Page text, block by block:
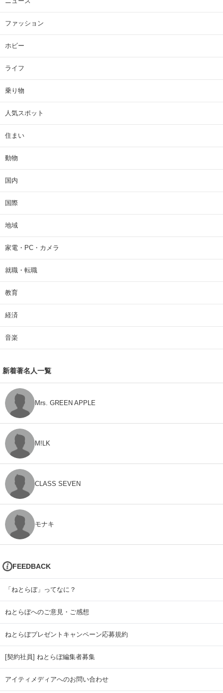
ファッション
ホビー
ライフ
乗り物
人気スポット
住まい
動物
国内
国際
地域
家電・PC・カメラ
就職・転職
教育
経済
音楽
新着著名人一覧
Mrs. GREEN APPLE
M!LK
CLASS SEVEN
モナキ
FEEDBACK
「ねとらぼ」ってなに？
ねとらぼへのご意見・ご感想
ねとらぼプレゼントキャンペーン応募規約
[契約社員] ねとらぼ編集者募集
アイティメディアへのお問い合わせ